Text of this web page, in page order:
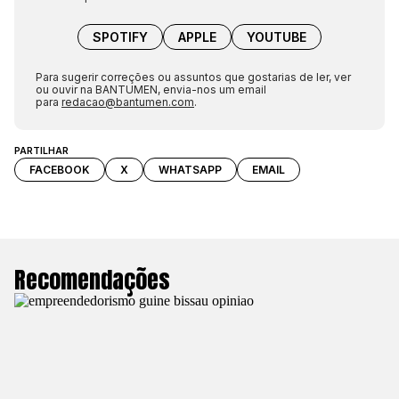
PARTILHAR
FACEBOOK X WHATSAPP EMAIL
SPOTIFY APPLE YOUTUBE
Para sugerir correções ou assuntos que gostarias de ler, ver
ou ouvir na BANTUMEN, envia-nos um email
para redacao@bantumen.com.
Recomendações